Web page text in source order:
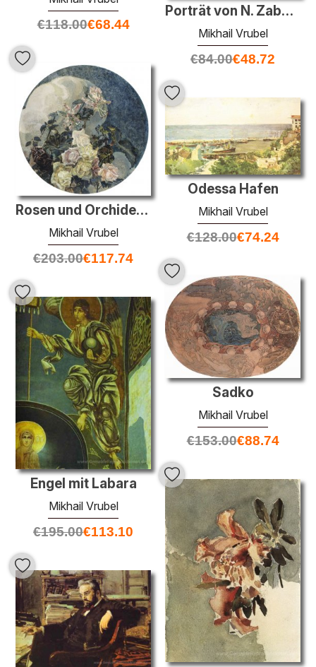
€118.00€68.44
Porträt von N. Zabela-Vrubel am Rand eines Birkenhain
Mikhail Vrubel
€84.00€48.72
Rosen und Orchideen
Mikhail Vrubel
€203.00€117.74
Odessa Hafen
Mikhail Vrubel
€128.00€74.24
Sadko
Mikhail Vrubel
€153.00€88.74
Engel mit Labara
Mikhail Vrubel
€195.00€113.10